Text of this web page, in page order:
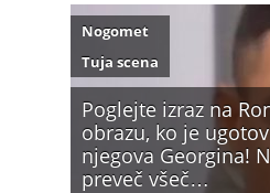
Poglejte izraz na
obrazu, ko je
njegova Georgina!
preveč všeč…
Nogomet
Tuja scena